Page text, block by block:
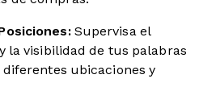
Supervisa el
la visibilidad de tus palabras
diferentes ubicaciones y